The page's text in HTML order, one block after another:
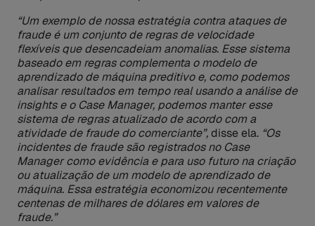
“Um exemplo de nossa estratégia contra ataques de
fraude é um conjunto de regras de velocidade
flexíveis que desencadeiam anomalias. Esse sistema
baseado em regras complementa o modelo de
aprendizado de máquina preditivo e, como podemos
analisar resultados em tempo real usando a análise de
insights e o Case Manager, podemos manter esse
sistema de regras atualizado de acordo com a
atividade de fraude do comerciante”,disse ela. “Os
incidentes de fraude são registrados no Case
Manager como evidência e para uso futuro na criação
ou atualização de um modelo de aprendizado de
máquina. Essa estratégia economizou recentemente
centenas de milhares de dólares em valores de
fraude.”